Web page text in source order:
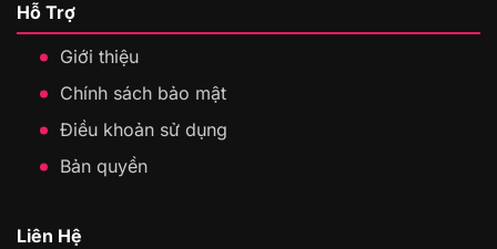
Hỗ Trợ
Giới thiệu
Chính sách bảo mật
Điều khoản sử dụng
Bản quyền
Liên Hệ